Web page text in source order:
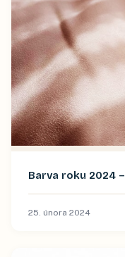
Barva roku 2024
25. února 2024